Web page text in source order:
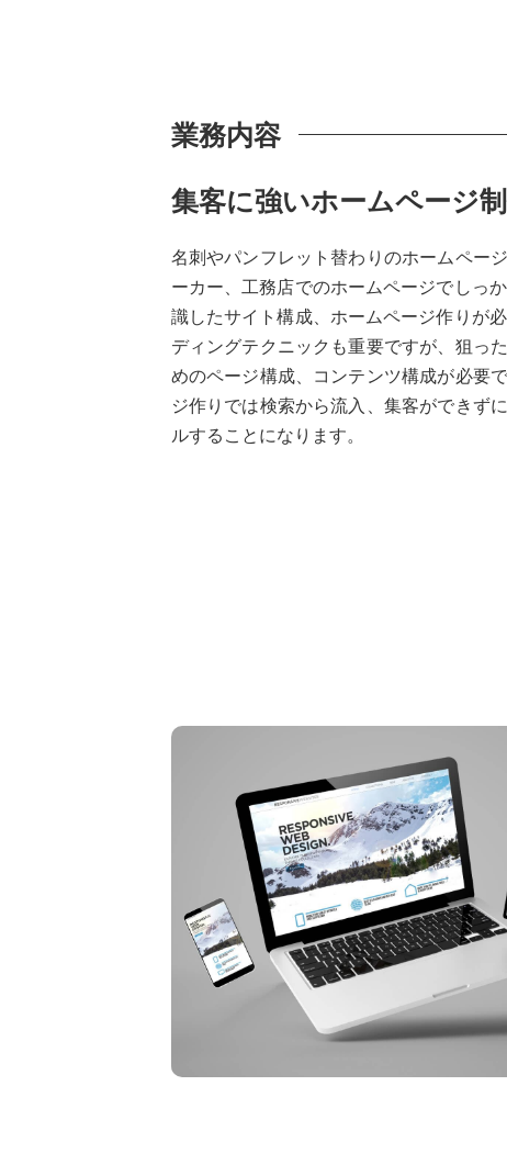
業務内容
集客に強いホームページ
名刺やパンフレット替わりのホームペー
ーカー、工務店でのホームページでしっ
識したサイト構成、ホームページ作りが
ディングテクニックも重要ですが、狙っ
めのページ構成、コンテンツ構成が必要
ジ作りでは検索から流入、集客ができず
ルすることになります。